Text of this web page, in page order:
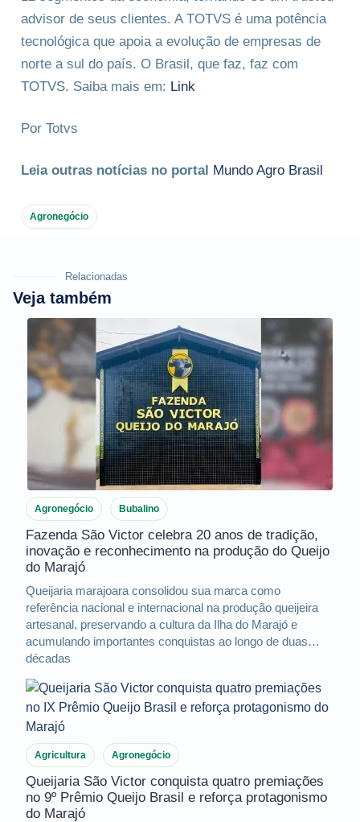
advisor de seus clientes. A TOTVS é uma potência
tecnológica que apoia a evolução de empresas de
norte a sul do país. O Brasil, que faz, faz com
TOTVS. Saiba mais em: Link
Por Totvs
Leia outras notícias no portal Mundo Agro Brasil
Agronegócio
Relacionadas
Veja também
Agronegócio Bubalino
Fazenda São Victor celebra 20 anos de tradição,
inovação e reconhecimento na produção do Queijo
do Marajó
Queijaria marajoara consolidou sua marca como
referência nacional e internacional na produção queijeira
artesanal, preservando a cultura da Ilha do Marajó e
acumulando importantes conquistas ao longo de duas
décadas
Agricultura Agronegócio
Queijaria São Victor conquista quatro premiações
no 9º Prêmio Queijo Brasil e reforça protagonismo
do Marajó